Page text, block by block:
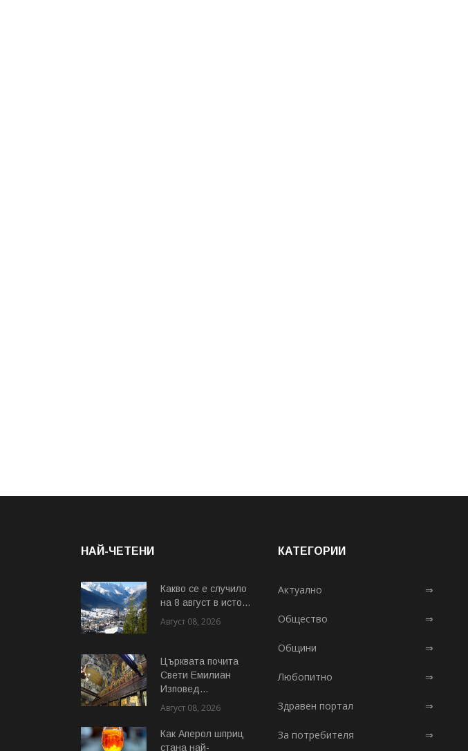
НАЙ-ЧЕТЕНИ
Какво се е случило
на 8 август в исто...
Август 08, 2026
Църквата почита
Свeти Емилиан
Изповед...
Август 08, 2026
Как Аперол шприц
стана най-
КАТЕГОРИИ
Актуално ⇒
Общество ⇒
Общини ⇒
Любопитно ⇒
Здравен портал ⇒
За потребителя ⇒